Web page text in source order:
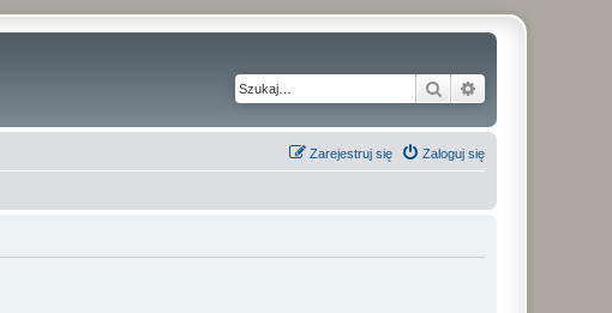
Szukaj
Zaloguj się
Zarejestruj się